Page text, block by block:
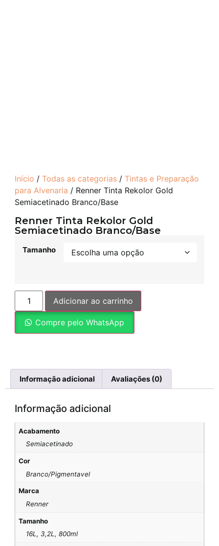
Início / Todas as categorias / Tintas e Preparação
para Alvenaria / Renner Tinta Rekolor Gold
Semiacetinado Branco/Base
Renner Tinta Rekolor Gold
Semiacetinado Branco/Base
Tamanho
Adicionar ao carrinho
Compre pelo WhatsApp
Informação adicional Avaliações (0)
Informação adicional
Acabamento
Semiacetinado
Cor
Branco/Pigmentavel
Marca
Renner
Tamanho
16L, 3,2L, 800ml